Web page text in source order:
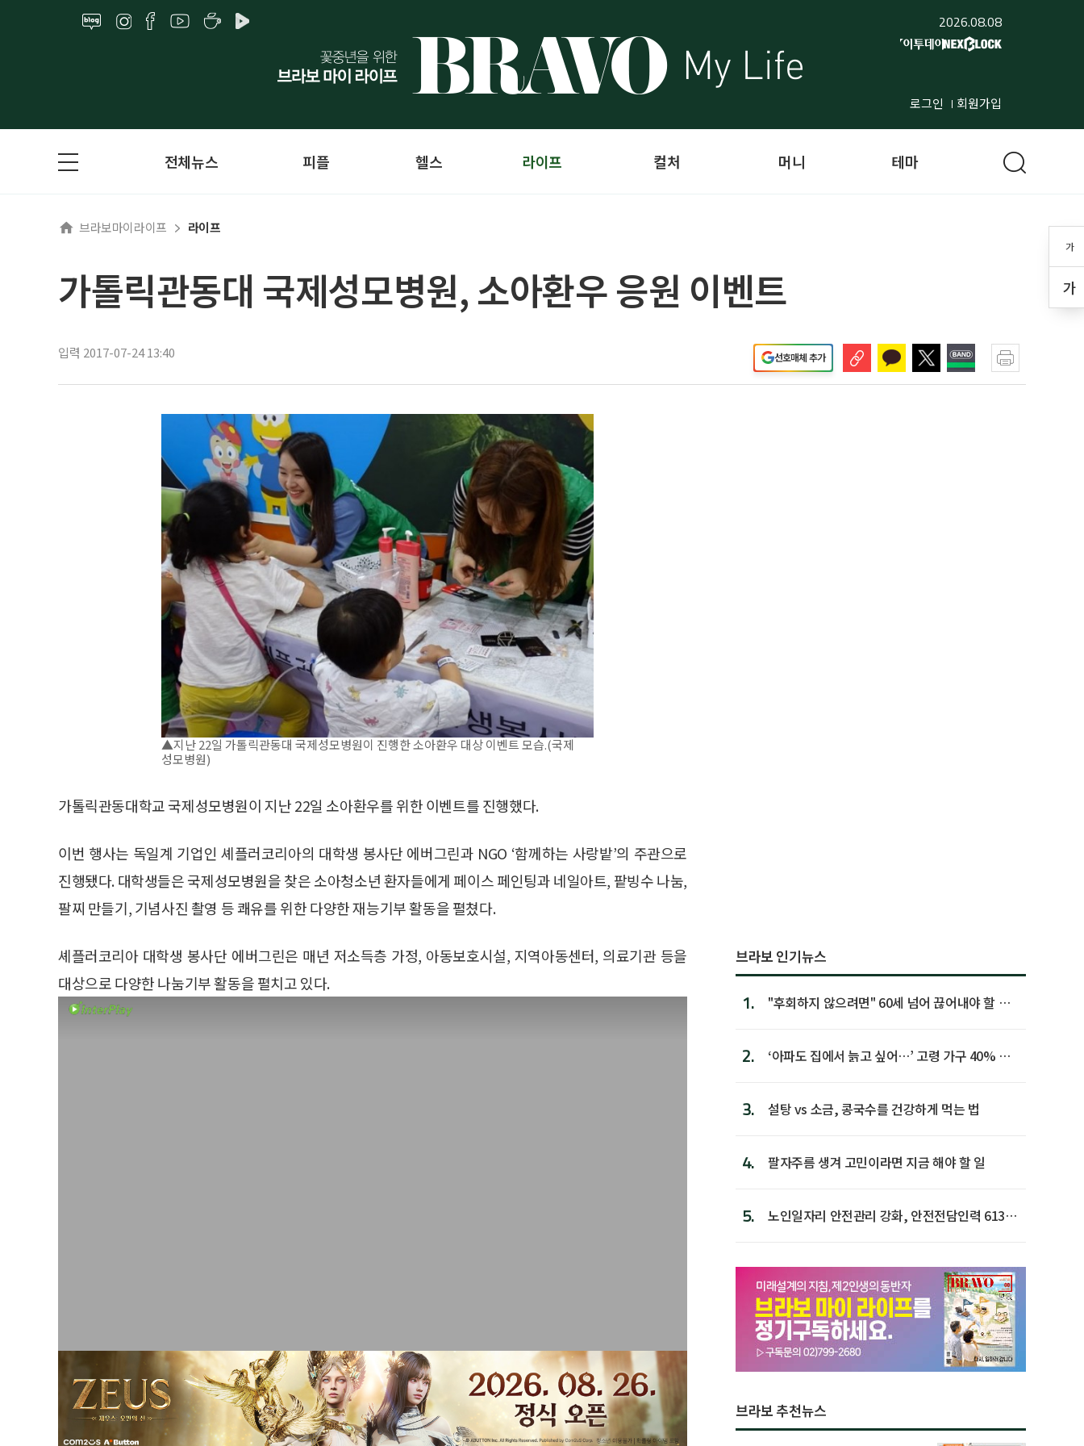
2026.08.08
로그인 회원가입
가
가
전체뉴스 피플 헬스 라이프 컬처 머니 테마
브라보마이라이프 라이프
가톨릭관동대 국제성모병원, 소아환우 응원 이벤트
입력 2017-07-24 13:40 선호매체 추가
▲지난 22일 가톨릭관동대 국제성모병원이 진행한 소아환우 대상 이벤트 모습.(국제
성모병원)
가톨릭관동대학교 국제성모병원이 지난 22일 소아환우를 위한 이벤트를 진행했다.
이번 행사는 독일계 기업인 셰플러코리아의 대학생 봉사단 에버그린과 NGO ‘함께하는 사랑밭’의 주관으로
진행됐다. 대학생들은 국제성모병원을 찾은 소아청소년 환자들에게 페이스 페인팅과 네일아트, 팥빙수 나눔,
팔찌 만들기, 기념사진 촬영 등 쾌유를 위한 다양한 재능기부 활동을 펼쳤다.
셰플러코리아 대학생 봉사단 에버그린은 매년 저소득층 가정, 아동보호시설, 지역아동센터, 의료기관 등을
대상으로 다양한 나눔기부 활동을 펼치고 있다.
브라보 인기뉴스
1.
"후회하지 않으려면" 60세 넘어 끊어내야 할 사
2.
‘아파도 집에서 늙고 싶어…’ 고령 가구 40% 노
3. 설탕 vs 소금, 콩국수를 건강하게 먹는 법
4. 팔자주름 생겨 고민이라면 지금 해야 할 일
5.
노인일자리 안전관리 강화, 안전전담인력 613명
브라보 추천뉴스